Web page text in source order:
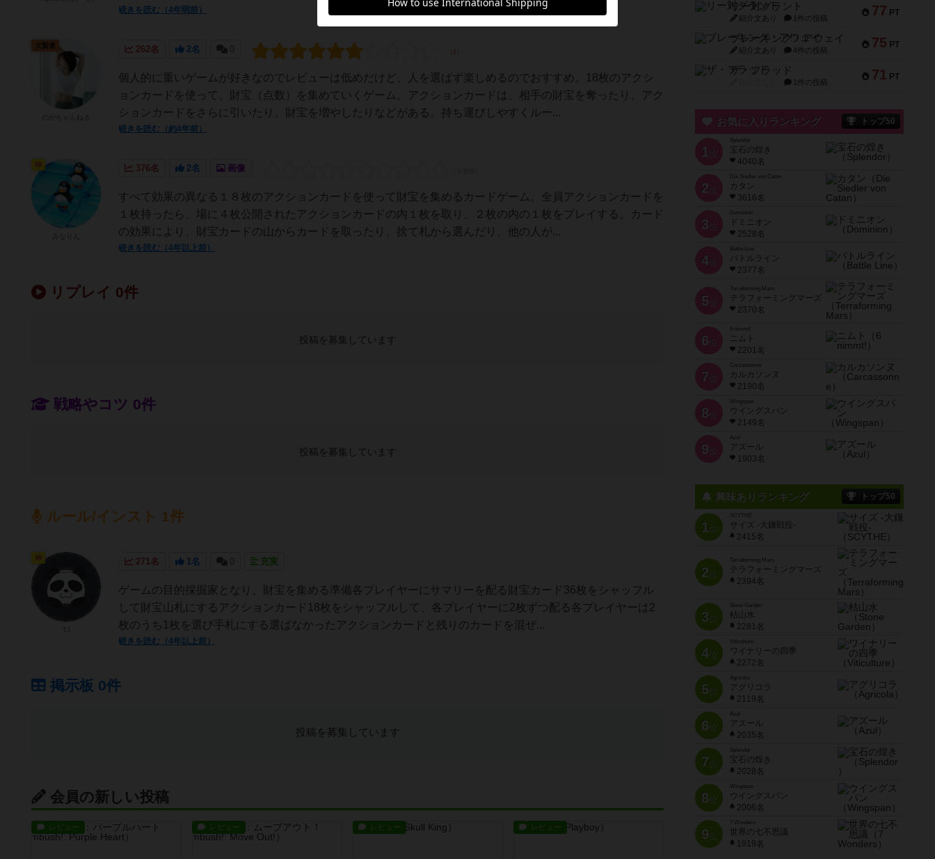
続きを読む（4年弱前）
262名 2名 0
個人的に重いゲームが好きなのでレビューは低めだけど、人を選ばず楽しめるのでおすすめ。18枚のアクシ
ョンカードを使って、財宝（点数）を集めていくゲーム。アクションカードは、相手の財宝を奪ったり、アク
ションカードをさらに引いたり、財宝を増やしたりなどがある。持ち運びしやすくルー...
続きを読む（約4年前）
大賢者
376名 2名 画像
すべて効果の異なる１８枚のアクションカードを使って財宝を集めるカードゲーム。全員アクションカードを
１枚持ったら、場に４枚公開されたアクションカードの内１枚を取り、２枚の内の１枚をプレイする。カード
の効果により、財宝カードの山からカードを取ったり、捨て札から選んだり、他の人が...
続きを読む（4年以上前）
リプレイ 0件
投稿を募集しています
戦略やコツ 0件
投稿を募集しています
ルール/インスト 1件
271名 1名 0 充実
ゲームの目的採掘家となり、財宝を集める準備各プレイヤーにサマリーを配る財宝カード36枚をシャッフル
して財宝山札にするアクションカード18枚をシャッフルして、各プレイヤーに2枚ずつ配る各プレイヤーは2
枚のうち1枚を選び手札にする選ばなかったアクションカードと残りのカードを混ぜ...
続きを読む（4年以上前）
掲示板 0件
投稿を募集しています
会員の新しい投稿
レビュー レビュー レビュー レビュー
77 PT
リー対グラント
紹介文あり 1件の投稿
75 PT
ブレーキング・アウェイ
紹介文あり 4件の投稿
71 PT
ザ・フラッド
1件の投稿
お気に入りランキング トップ50
1 位
宝石の煌き
4040名
2 位
Die Siedler von Catan
カタン
3616名
3 位
ドミニオン
2528名
4位
Battle Line
バトルライン
2377名
5 位
Terraforming Mars
テラフォーミングマーズ
2370名
6 位
ニムト
2201名
7 位
Carcassonne
カルカソンヌ
2190名
8 位
Wingspan
ウイングスパン
2149名
9 位
Azul
アズール
1903名
興味ありランキング トップ50
1位
SCYTHE
サイズ -大鎌戦役-
2415名
2位
Terraforming Mars
テラフォーミングマーズ
2394名
3位
Stone Garden
枯山水
2281名
4位
Viticulture
ワイナリーの四季
2272名
5位
Agricola
アグリコラ
2119名
6位
Azul
アズール
2035名
7位
宝石の煌き
2028名
8位
Wingspan
ウイングスパン
2006名
9位
7 Wonders
世界の七不思議
1919名